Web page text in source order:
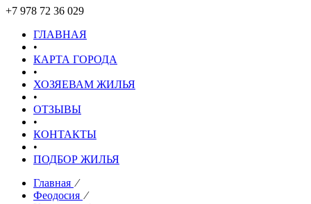
+7 978 72 36 029
ГЛАВНАЯ
•
КАРТА ГОРОДА
•
ХОЗЯЕВАМ ЖИЛЬЯ
•
ОТЗЫВЫ
•
КОНТАКТЫ
•
ПОДБОР ЖИЛЬЯ
Главная ⁄
Феодосия ⁄